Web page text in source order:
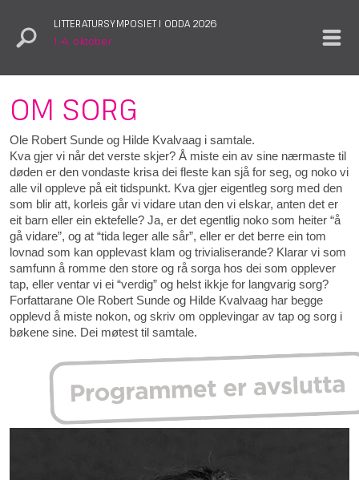
LITTERATURSYMPOSIET I ODDA 2026
1.–4. oktober
OM SORG
Ole Robert Sunde og Hilde Kvalvaag i samtale.
Kva gjer vi når det verste skjer? Å miste ein av sine nærmaste til
døden er den vondaste krisa dei fleste kan sjå for seg, og noko vi
alle vil oppleve på eit tidspunkt. Kva gjer eigentleg sorg med den
som blir att, korleis går vi vidare utan den vi elskar, anten det er
eit barn eller ein ektefelle? Ja, er det egentlig noko som heiter “å
gå vidare”, og at “tida leger alle sår”, eller er det berre ein tom
lovnad som kan opplevast klam og trivialiserande? Klarar vi som
samfunn å romme den store og rå sorga hos dei som opplever
tap, eller ventar vi ei “verdig” og helst ikkje for langvarig sorg?
Forfattarane Ole Robert Sunde og Hilde Kvalvaag har begge
opplevd å miste nokon, og skriv om opplevingar av tap og sorg i
bøkene sine. Dei møtest til samtale.